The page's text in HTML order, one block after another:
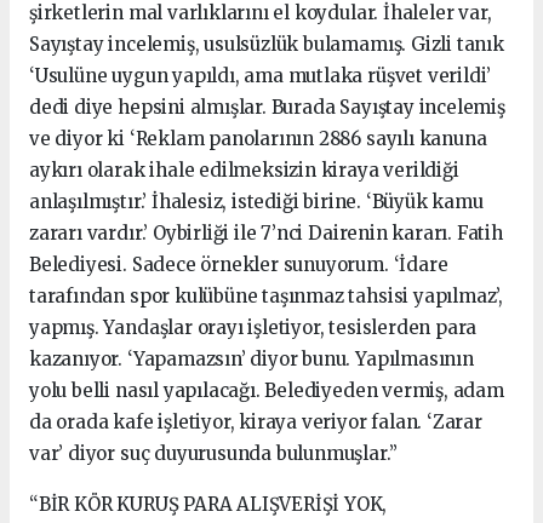
şirketlerin mal varlıklarını el koydular. İhaleler var,
Sayıştay incelemiş, usulsüzlük bulamamış. Gizli tanık
‘Usulüne uygun yapıldı, ama mutlaka rüşvet verildi’
dedi diye hepsini almışlar. Burada Sayıştay incelemiş
ve diyor ki ‘Reklam panolarının 2886 sayılı kanuna
aykırı olarak ihale edilmeksizin kiraya verildiği
anlaşılmıştır.’ İhalesiz, istediği birine. ‘Büyük kamu
zararı vardır.’ Oybirliği ile 7’nci Dairenin kararı. Fatih
Belediyesi. Sadece örnekler sunuyorum. ‘İdare
tarafından spor kulübüne taşınmaz tahsisi yapılmaz’,
yapmış. Yandaşlar orayı işletiyor, tesislerden para
kazanıyor. ‘Yapamazsın’ diyor bunu. Yapılmasının
yolu belli nasıl yapılacağı. Belediyeden vermiş, adam
da orada kafe işletiyor, kiraya veriyor falan. ‘Zarar
var’ diyor suç duyurusunda bulunmuşlar.”
“BİR KÖR KURUŞ PARA ALIŞVERİŞİ YOK,